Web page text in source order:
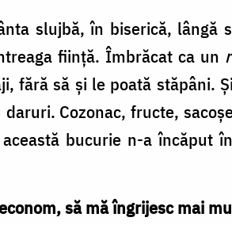
slujbă, în biserică, lângă
ființă. Îmbrăcat ca un
fără să şi le poată stăpâni.
Cozonac, fructe,
bucurie n-a încăput
să mă îngrijesc mai